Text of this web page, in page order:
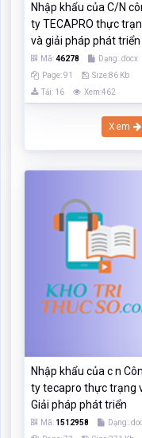
Nhập khẩu của C/N
ty TECAPRO thực
và giải pháp phát triển
Mã:46278
Dạng:.docx
Page: 91
Size:86 Kb
Tải: 16
Xem:462
Xem
Nhập khẩu của c n
ty tecapro thực trạng
Giải pháp phát triển
Mã: 1512958